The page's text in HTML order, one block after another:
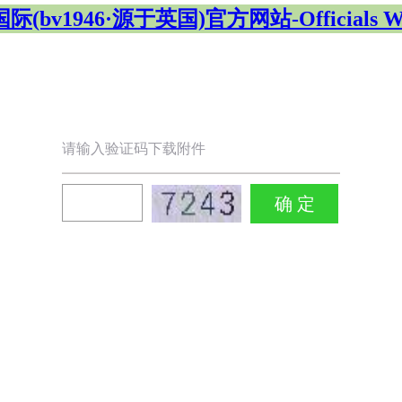
际(bv1946·源于英国)官方网站-Officials
请输入验证码下载附件